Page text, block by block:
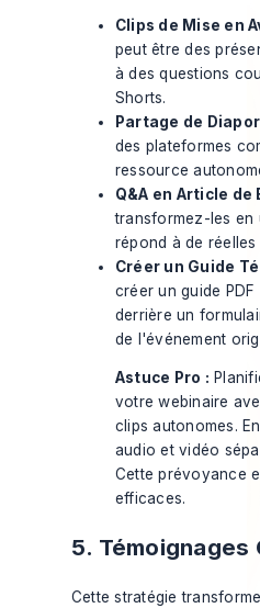
Clips de Mise en
peut être des
à des questions
Shorts.
Partage de
des plateformes
ressource
Q&A en Article de
transformez-les en
répond à de
Créer un Guide
créer un guide
derrière un
de l'événement
Astuce Pro :
votre webinaire
clips autonomes.
audio et vidéo
Cette prévoyance
efficaces.
5. Témoignages
Cette stratégie